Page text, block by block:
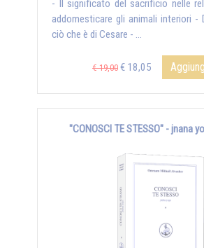
- Il significato del sacrificio nelle
addomesticare gli animali interiori -
ciò che è di Cesare - ...
€ 19,00 € 18,05
"CONOSCI TE STESSO" - jnana